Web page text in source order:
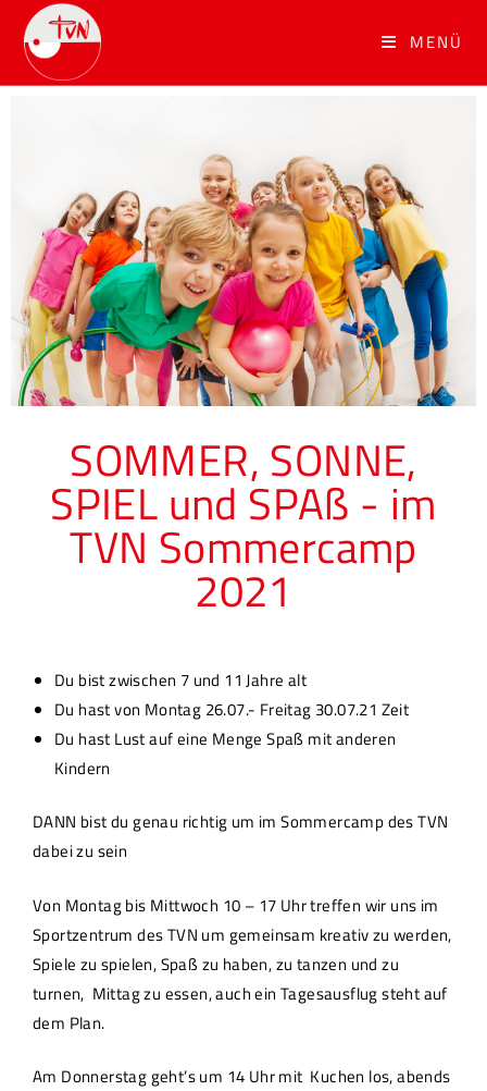
MENÜ
SOMMER, SONNE,
SPIEL und SPAß - im
TVN Sommercamp
2021
Du bist zwischen 7 und 11 Jahre alt
Du hast von Montag 26.07.- Freitag 30.07.21 Zeit
Du hast Lust auf eine Menge Spaß mit anderen
Kindern
DANN bist du genau richtig um im Sommercamp des TVN
dabei zu sein
Von Montag bis Mittwoch 10 – 17 Uhr treffen wir uns im
Sportzentrum des TVN um gemeinsam kreativ zu werden,
Spiele zu spielen, Spaß zu haben, zu tanzen und zu
turnen, Mittag zu essen, auch ein Tagesausflug steht auf
dem Plan.
Am Donnerstag geht’s um 14 Uhr mit Kuchen los, abends